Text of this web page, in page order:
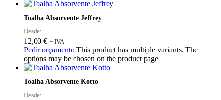
Toalha Absorvente Jeffrey
Desde:
12,00 € + IVA
Pedir orçamento This product has multiple variants. The
options may be chosen on the product page
Toalha Absorvente Kotto
Desde: